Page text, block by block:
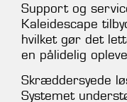
Support og
Kaleidescape
hvilket gør det
en pålidelig
Skræddersyede
Systemet